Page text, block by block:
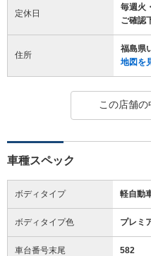
定休日
毎週火
ご確認
住所
福島県
地図を
この店舗
車種スペック
ボディタイプ 軽自動
ボディタイプ色 プレミ
車台番号末尾 582